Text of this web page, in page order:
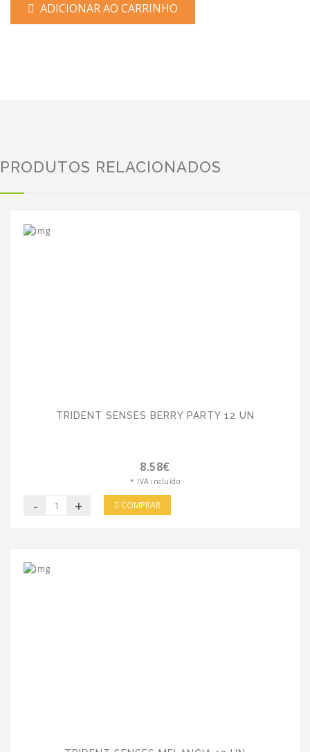
ADICIONAR AO CARRINHO
PRODUTOS RELACIONADOS
TRIDENT SENSES BERRY PARTY 12 UN
8.58€
* IVA incluído
- + COMPRAR